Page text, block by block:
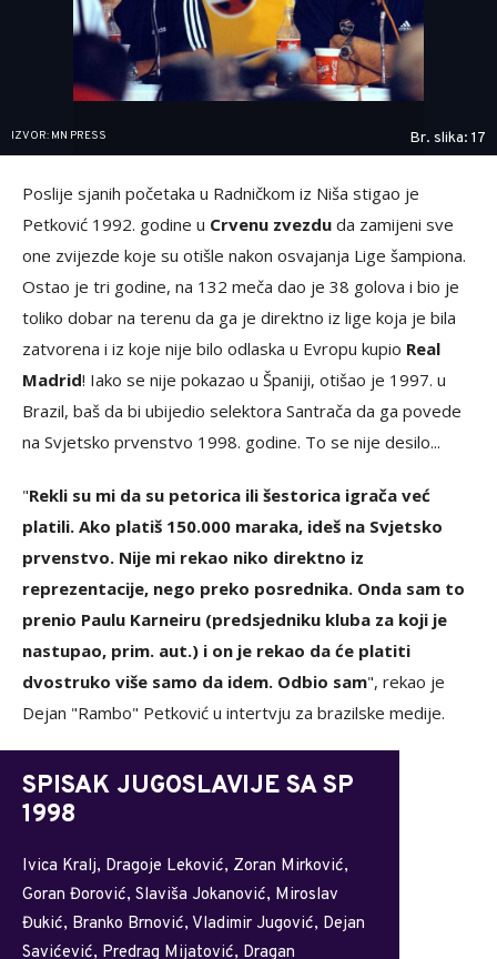
IZVOR: MN PRESS Br. slika: 17
Poslije sjanih početaka u Radničkom iz Niša stigao je
Petković 1992. godine u Crvenu zvezdu da zamijeni sve
one zvijezde koje su otišle nakon osvajanja Lige šampiona.
Ostao je tri godine, na 132 meča dao je 38 golova i bio je
toliko dobar na terenu da ga je direktno iz lige koja je bila
zatvorena i iz koje nije bilo odlaska u Evropu kupio Real
Madrid! Iako se nije pokazao u Španiji, otišao je 1997. u
Brazil, baš da bi ubijedio selektora Santrača da ga povede
na Svjetsko prvenstvo 1998. godine. To se nije desilo...
"Rekli su mi da su petorica ili šestorica igrača već
platili. Ako platiš 150.000 maraka, ideš na Svjetsko
prvenstvo. Nije mi rekao niko direktno iz
reprezentacije, nego preko posrednika. Onda sam to
prenio Paulu Karneiru (predsjedniku kluba za koji je
nastupao, prim. aut.) i on je rekao da će platiti
dvostruko više samo da idem. Odbio sam", rekao je
Dejan "Rambo" Petković u intertvju za brazilske medije.
SPISAK JUGOSLAVIJE SA SP
1998
Ivica Kralj, Dragoje Leković, Zoran Mirković,
Goran Đorović, Slaviša Jokanović, Miroslav
Đukić, Branko Brnović, Vladimir Jugović, Dejan
Savićević, Predrag Mijatović, Dragan